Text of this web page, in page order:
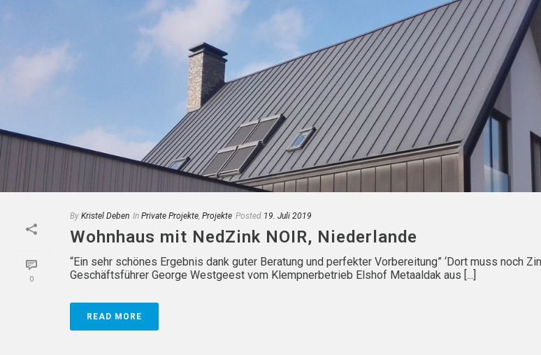
0
By Kristel Deben In Private Projekte, Projekte Posted 19. Juli 2019
Wohnhaus mit NedZink NOIR, Niederlande
“Ein sehr schönes Ergebnis dank guter Beratung und perfekter Vorbereitung” ‘Dort muss noch
Geschäftsführer George Westgeest vom Klempnerbetrieb Elshof Metaaldak aus [...]
READ MORE